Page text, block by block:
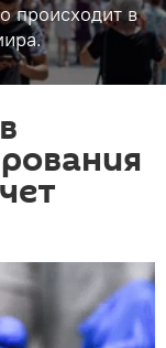
происходит в